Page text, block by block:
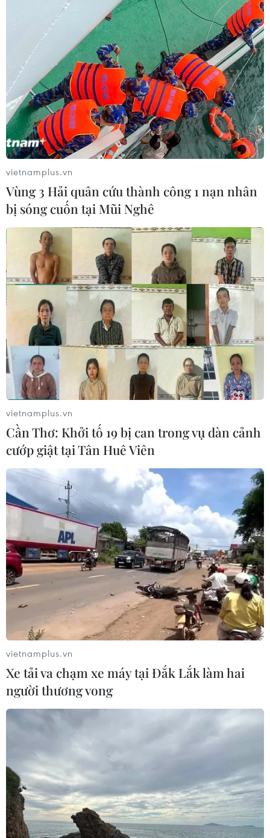
vietnamplus.vn
Vùng 3 Hải quân cứu thành công 1 nạn nhân
bị sóng cuốn tại Mũi Nghê
vietnamplus.vn
Cần Thơ: Khởi tố 19 bị can trong vụ dàn cảnh
cướp giật tại Tân Huê Viên
vietnamplus.vn
Xe tải va chạm xe máy tại Đắk Lắk làm hai
người thương vong